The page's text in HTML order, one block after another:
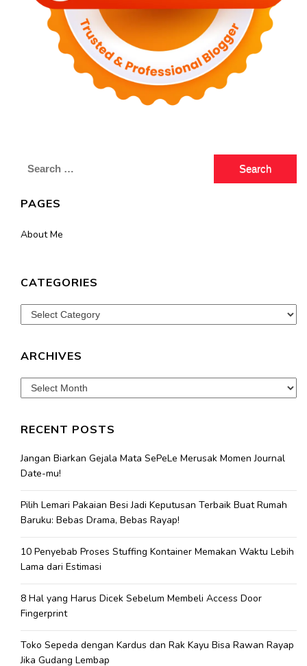
Search
PAGES
About Me
CATEGORIES
Categories
ARCHIVES
Archives
RECENT POSTS
Jangan Biarkan Gejala Mata SePeLe Merusak Momen Journal
Date-mu!
Pilih Lemari Pakaian Besi Jadi Keputusan Terbaik Buat Rumah
Baruku: Bebas Drama, Bebas Rayap!
10 Penyebab Proses Stuffing Kontainer Memakan Waktu Lebih
Lama dari Estimasi
8 Hal yang Harus Dicek Sebelum Membeli Access Door
Fingerprint
Toko Sepeda dengan Kardus dan Rak Kayu Bisa Rawan Rayap
Jika Gudang Lembap